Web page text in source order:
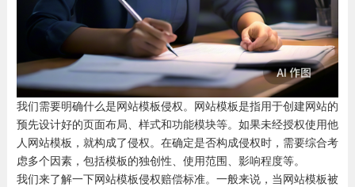
我们需要明确什么是网站模板侵权。网站模板是指用于创建网站的
预先设计好的页面布局、样式和功能模块等。如果未经授权使用他
人网站模板，就构成了侵权。在确定是否构成侵权时，需要综合考
虑多个因素，包括模板的独创性、使用范围、影响程度等。
我们来了解一下网站模板侵权赔偿标准。一般来说，当网站模板被